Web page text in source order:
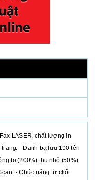
LASER, chất lượng in
- Danh bạ lưu 100 tên
to (200%) thu nhỏ (50%)
- Chức năng từ chối